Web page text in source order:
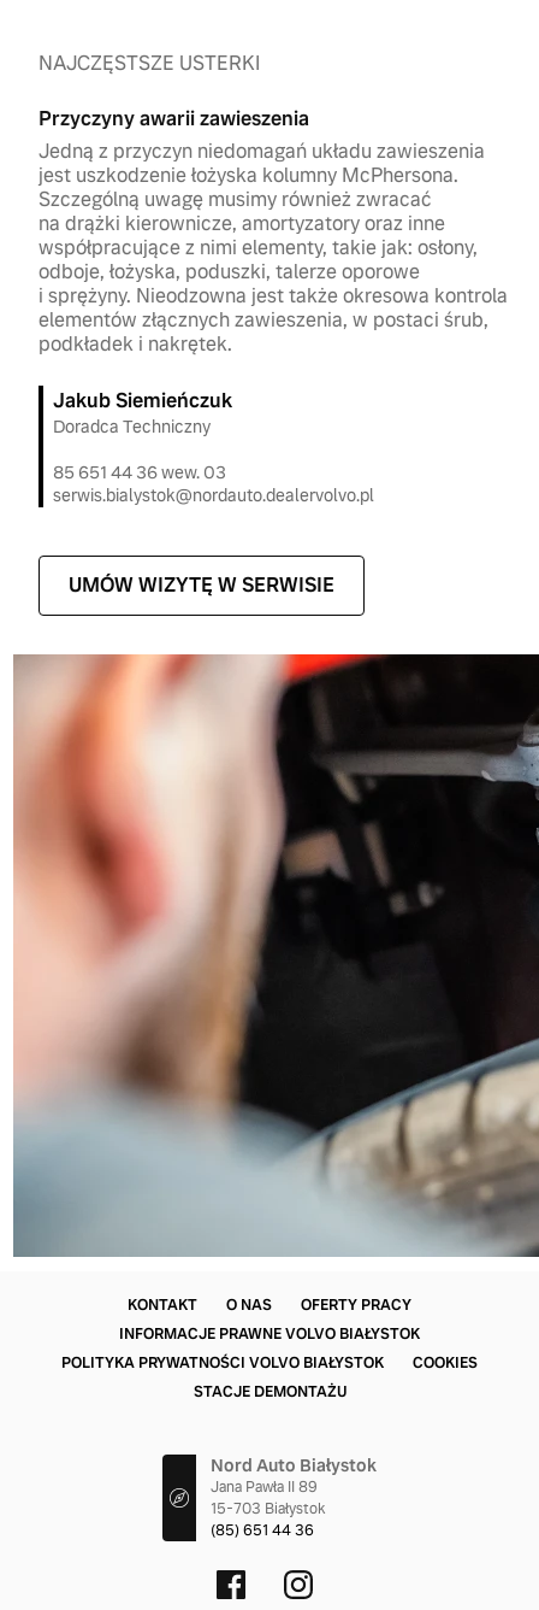
NAJCZĘSTSZE USTERKI
Przyczyny awarii zawieszenia
Jedną z przyczyn niedomagań układu zawieszenia
jest uszkodzenie łożyska kolumny McPhersona.
Szczególną uwagę musimy również zwracać
na drążki kierownicze, amortyzatory oraz inne
współpracujące z nimi elementy, takie jak: osłony,
odboje, łożyska, poduszki, talerze oporowe
i sprężyny. Nieodzowna jest także okresowa kontrola
elementów złącznych zawieszenia, w postaci śrub,
podkładek i nakrętek.
Jakub Siemieńczuk
Doradca Techniczny
85 651 44 36 wew. 03
serwis.bialystok@nordauto.dealervolvo.pl
UMÓW WIZYTĘ W SERWISIE
KONTAKT O NAS
OFERTY PRACY
INFORMACJE PRAWNE VOLVO BIAŁYSTOK
POLITYKA PRYWATNOŚCI VOLVO BIAŁYSTOK
COOKIES
STACJE DEMONTAŻU
Nord Auto Białystok
Jana Pawła II 89
15-703 Białystok
(85) 651 44 36